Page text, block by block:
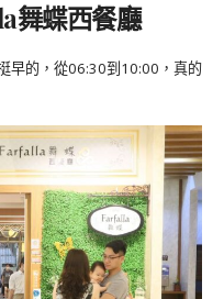
舞蝶西餐廳
早的，從06:30到10:00，真的